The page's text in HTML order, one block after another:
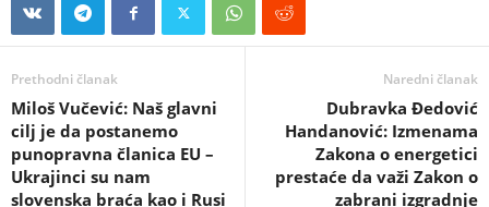
Prethodni članak
Miloš Vučević: Naš glavni
cilj je da postanemo
punopravna članica EU –
Ukrajinci su nam
slovenska braća kao i Rusi
Naredni članak
Dubravka Đedović
Handanović: Izmenama
Zakona o energetici
prestaće da važi Zakon o
zabrani izgradnje